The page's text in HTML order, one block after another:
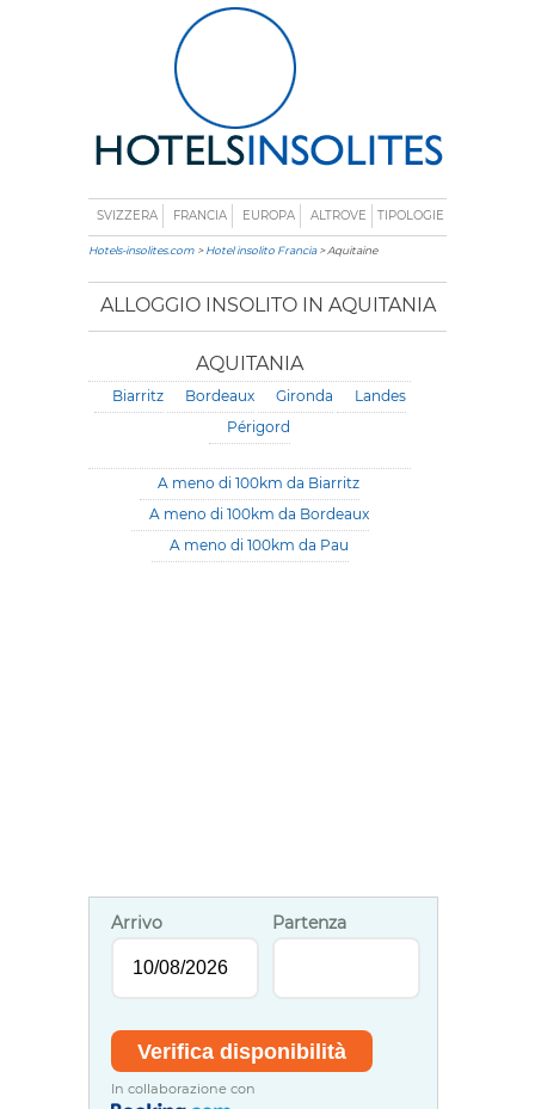
SVIZZERA FRANCIA EUROPA ALTROVE TIPOLOGIE
Hotels-insolites.com >Hotel insolito Francia> Aquitaine
ALLOGGIO INSOLITO IN AQUITANIA
AQUITANIA
Biarritz Bordeaux Gironda
Landes
Périgord
A meno di 100km da Biarritz
A meno di 100km da Bordeaux
A meno di 100km da Pau
Arrivo Partenza
In collaborazione con